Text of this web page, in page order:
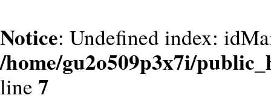
Notice: Undefined index:
/home/gu2o509p3x7i/
line 7